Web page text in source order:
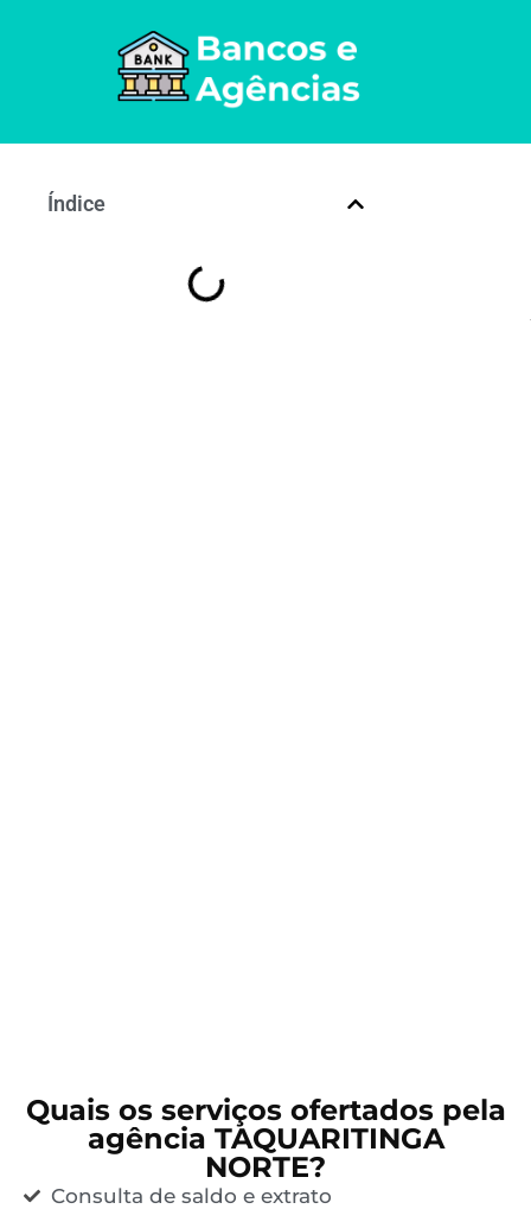
Índice
Quais os serviços ofertados pela
agência TAQUARITINGA
NORTE?
Consulta de saldo e extrato